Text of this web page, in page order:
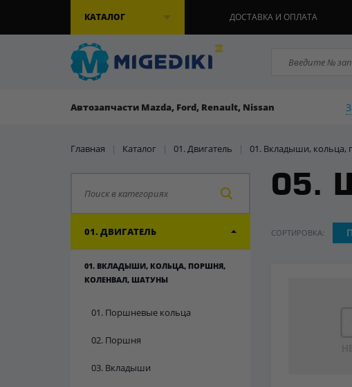
КАТАЛОГ ДОСТАВКА И ОПЛАТА
Автозапчасти Mazda, Ford, Renault, Nissan
Главная | Каталог | 01. Двигатель | 01. Вкладыши, кольца,
01. ДВИГАТЕЛЬ
01. ВКЛАДЫШИ, КОЛЬЦА, ПОРШНЯ,
КОЛЕНВАЛ, ШАТУНЫ
01. Поршневые кольца
02. Поршня
03. Вкладыши
05.
СОРТИРОВКА: